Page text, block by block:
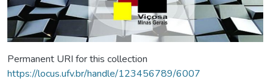
Permanent URI for this collection
https://locus.ufv.br/handle/123456789/6007